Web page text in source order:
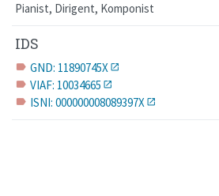
Pianist, Dirigent, Komponist
IDS
label GND: 11890745X
label VIAF: 10034665
label ISNI: 000000008089397X